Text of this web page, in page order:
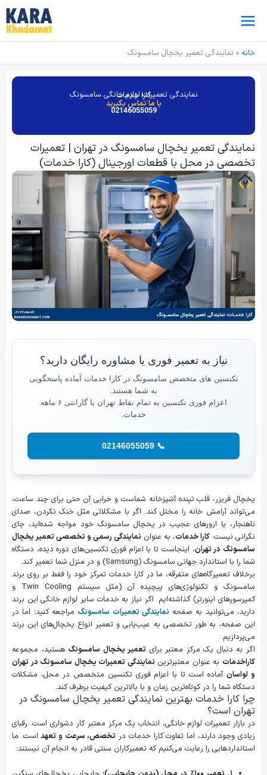
خانه
نمایندگی تعمیر یخچال سامسونگ
کارا خدمات
نمایندگی تعمیرات لوازم خانگی سامسونگ
با ما تماس بگیرید
02146055059
نمایندگی تعمیر یخچال سامسونگ در تهران | تعمیرات
تخصصی در محل با قطعات اورجینال (کارا خدمات)
نیاز به تعمیر فوری یا مشاوره رایگان دارید؟
تکنسین های متخصص سامسونگ در کارا خدمات آماده پاسخگویی
به شما هستند.
اعزام فوری تکنسین به تمام نقاط تهران با گارانتی ۶ ماهه
خدمات.
📞 02146055059
یخچال فریزر، قلب تپنده آشپزخانه شماست و خرابی آن حتی برای چند ساعت،
می‌تواند آرامش خانه را مختل کند. اگر با مشکلاتی مثل خنک نکردن، صدای
ناهنجار، یا ارورهای عجیب در یخچال سامسونگ خود مواجه شده‌اید، جای
نگرانی نیست. کارا خدمات، به عنوان نمایندگی رسمی و تخصصی تعمیر یخچال
سامسونگ در تهران، اینجاست تا با اعزام فوری تکنسین‌های دوره دیده، دستگاه
شما را با استاندارد جهانی سامسونگ (Samsung) و در منزل شما تعمیر کند.
برخلاف تعمیرگاه‌های متفرقه، ما در کارا خدمات تمرکز خود را فقط بر روی برند
سامسونگ و تکنولوژی‌های پیچیده آن (مثل سیستم Twin Cooling و
کمپرسورهای اینورتر) گذاشته‌ایم. اگر نیاز به خدمات سایر لوازم خانگی این برند
دارید، می‌توانید به صفحه نمایندگی تعمیرات سامسونگ مراجعه کنید؛ اما در
این صفحه، به طور تخصصی به عیب‌یابی و تعمیر انواع یخچال‌های این برند
می‌پردازیم.
اگر به دنبال یک مرکز معتبر برای تعمیر یخچال سامسونگ هستید، مجموعه
کاراخدمات به عنوان معتبرترین نمایندگی تعمیرات یخچال سامسونگ در تهران
و لواسان آماده است تا با اعزام فوری تکنسین متخصص در محل، مشکلات
دستگاه شما را در کوتاه‌ترین زمان و با بالاترین کیفیت برطرف کند.
چرا کارا خدمات بهترین نمایندگی تعمیر یخچال سامسونگ در
تهران است؟
در بازار تعمیرات لوازم خانگی، انتخاب یک مرکز معتبر کار دشواری است. رقبای
زیادی وجود دارند، اما تفاوت کارا خدمات در تخصص، سرعت و تعهداست. ما
استانداردهایی را رعایت می‌کنیم که تعمیرکاران سنتی قادر به انجام آن نیستند: